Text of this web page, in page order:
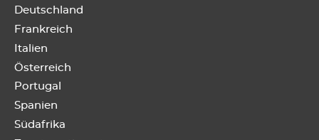
Deutschland
Frankreich
Italien
Österreich
Portugal
Spanien
Südafrika